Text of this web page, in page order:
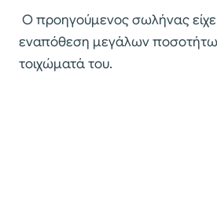
Ο προηγούμενος σωλήνας είχε
εναπόθεση μεγάλων
τοιχώματά του.